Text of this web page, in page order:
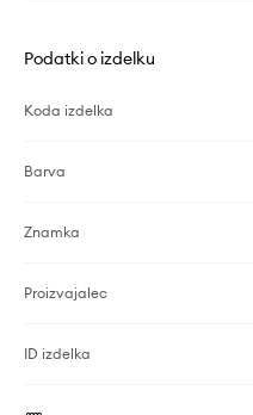
Podatki o izdelku
Koda izdelka
Barva
Znamka
Proizvajalec
ID izdelka